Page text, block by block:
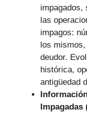
impagados,
las
impagos:
los
deudor.
histórica,
antigüedad
Impagadas